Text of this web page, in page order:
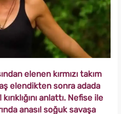
elenen kırmızı takım
elendikten sonra adada
anlattı. Nefise ile
anasıl soğuk savaşa